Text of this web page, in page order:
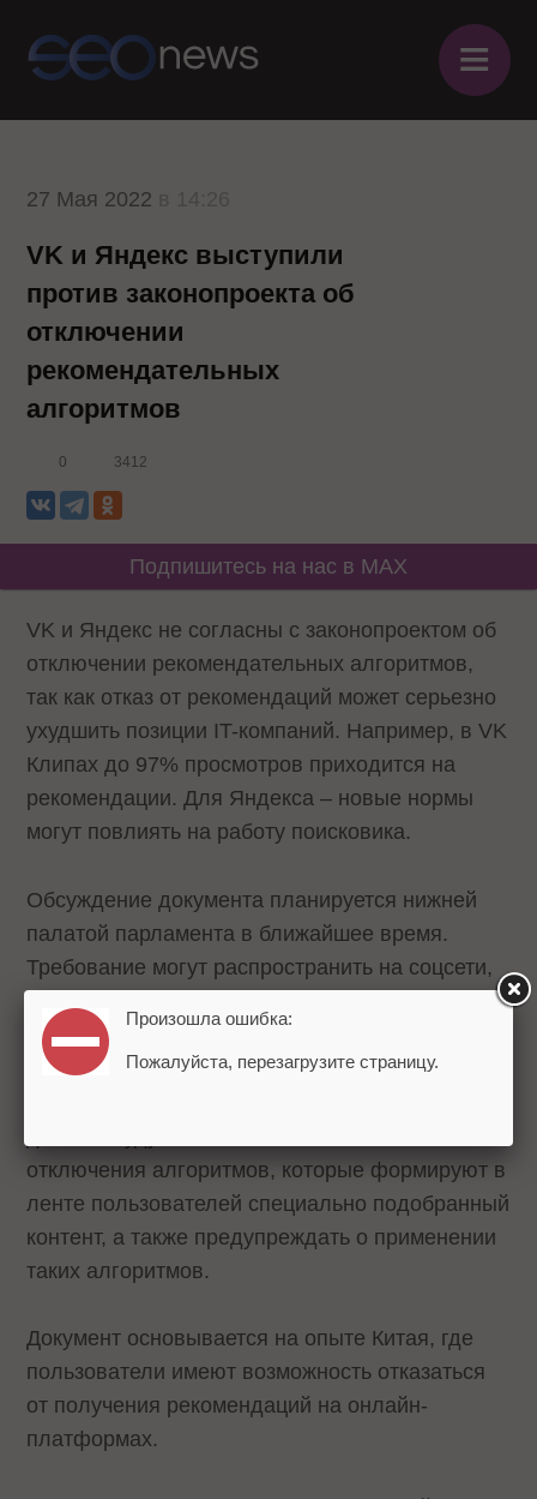
≡
27 Мая 2022
VK и Яндекс выступили
против законопроекта об
отключении
рекомендательных
алгоритмов
0 3412
Подпишитесь на нас в MAX
VK и Яндекс не согласны с законопроектом об
отключении рекомендательных алгоритмов,
так как отказ от рекомендаций может серьезно
ухудшить позиции IT-компаний. Например, в VK
Клипах до 97% просмотров приходится на
рекомендации. Для Яндекса – новые нормы
могут повлиять на работу поисковика.
Обсуждение документа планируется нижней
палатой парламента в ближайшее время.
Требование могут распространить на соцсети,
аудиовизуальные сервисы.
отключения алгоритмов, которые формируют в
ленте пользователей специально подобранный
контент, а также предупреждать о применении
таких алгоритмов.
Документ основывается на опыте Китая, где
пользователи имеют возможность отказаться
от получения рекомендаций на онлайн-
платформах.
Произошла ошибка:
Пожалуйста, перезагрузите страницу.